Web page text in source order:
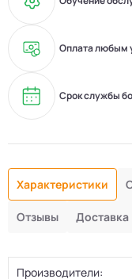
Оплата любым
Срок службы
Характеристики
Отзывы Доставка
Производители: